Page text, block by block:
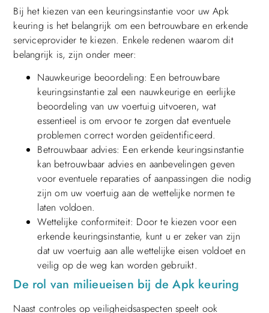
Bij het kiezen van een keuringsinstantie voor uw Apk
keuring is het belangrijk om een betrouwbare en erkende
serviceprovider te kiezen. Enkele redenen waarom dit
belangrijk is, zijn onder meer:
Nauwkeurige beoordeling: Een betrouwbare
keuringsinstantie zal een nauwkeurige en eerlijke
beoordeling van uw voertuig uitvoeren, wat
essentieel is om ervoor te zorgen dat eventuele
problemen correct worden geïdentificeerd.
Betrouwbaar advies: Een erkende keuringsinstantie
kan betrouwbaar advies en aanbevelingen geven
voor eventuele reparaties of aanpassingen die nodig
zijn om uw voertuig aan de wettelijke normen te
laten voldoen.
Wettelijke conformiteit: Door te kiezen voor een
erkende keuringsinstantie, kunt u er zeker van zijn
dat uw voertuig aan alle wettelijke eisen voldoet en
veilig op de weg kan worden gebruikt.
De rol van milieueisen bij de Apk keuring
Naast controles op veiligheidsaspecten speelt ook